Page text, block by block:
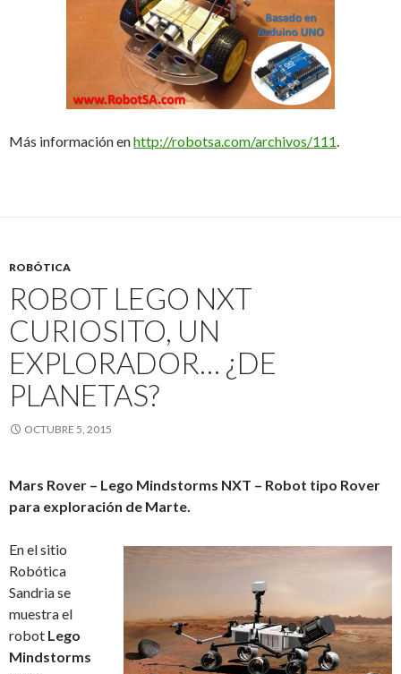
Más información enhttp://robotsa.com/archivos/111.
ROBÓTICA
ROBOT LEGO NXT
CURIOSITO, UN
EXPLORADOR… ¿DE
PLANETAS?
OCTUBRE 5, 2015
Mars Rover – Lego Mindstorms NXT – Robot tipo Rover
para exploración de Marte.
En el sitio
Robótica
Sandria se
muestra el
robot Lego
Mindstorms